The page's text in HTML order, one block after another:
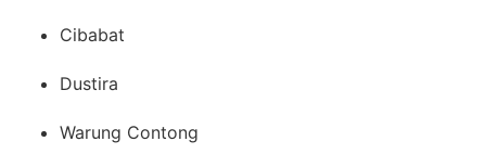
Cibabat
Dustira
Warung Contong